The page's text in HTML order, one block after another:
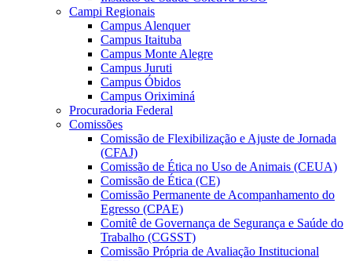
Campi Regionais
Campus Alenquer
Campus Itaituba
Campus Monte Alegre
Campus Juruti
Campus Óbidos
Campus Oriximiná
Procuradoria Federal
Comissões
Comissão de Flexibilização e Ajuste de Jornada
(CFAJ)
Comissão de Ética no Uso de Animais (CEUA)
Comissão de Ética (CE)
Comissão Permanente de Acompanhamento do
Egresso (CPAE)
Comitê de Governança de Segurança e Saúde do
Trabalho (CGSST)
Comissão Própria de Avaliação Institucional